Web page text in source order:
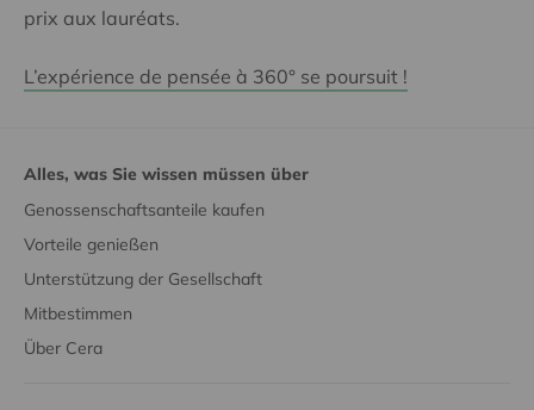
prix aux lauréats.
L’expérience de pensée à 360° se poursuit !
Alles, was Sie wissen müssen über
Genossenschaftsanteile kaufen
Vorteile genießen
Unterstützung der Gesellschaft
Mitbestimmen
Über Cera